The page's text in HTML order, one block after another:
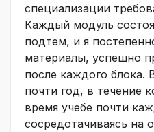
специализации
Каждый модуль
подтем, и я
материалы, успешно
после каждого блока.
почти год, в течение
время учебе почти
сосредотачиваясь на